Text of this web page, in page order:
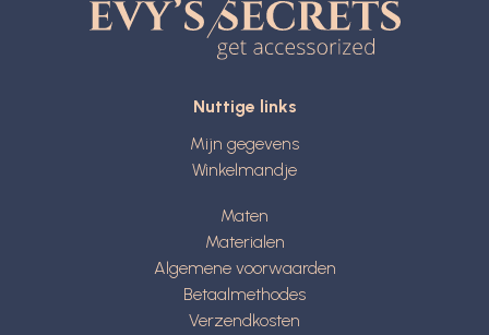
Nuttige links
Mijn gegevens
Winkelmandje
Maten
Materialen
Algemene voorwaarden
Betaalmethodes
Verzendkosten